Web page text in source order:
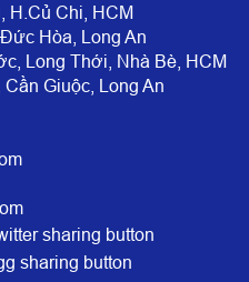
H.Củ Chi, HCM
Hòa, Long An
Long Thới, Nhà Bè, HCM
Giuộc, Long An